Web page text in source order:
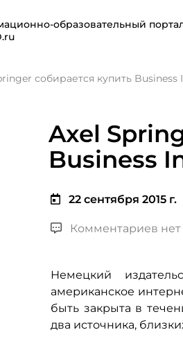
образовательный
собирается купить Business
Axel
Business
22 сентября 2015 г.
Комментариев нет
Немецкий
американское
быть закрыта в
два источника,